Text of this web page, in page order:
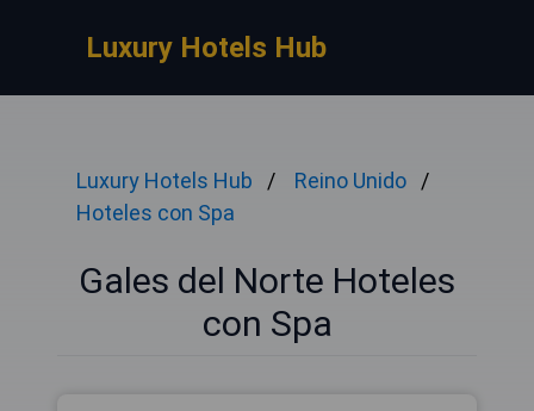
Luxury Hotels Hub
Luxury Hotels Hub
Reino Unido
Hoteles con Spa
Gales del Norte Hoteles
con Spa